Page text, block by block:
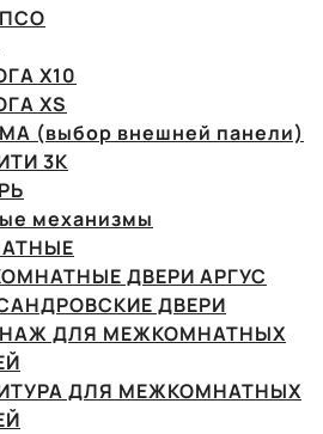
Х10
XS
(выбор внешней панели)
3К
механизмы
ДВЕРИ АРГУС
ДВЕРИ
ДЛЯ МЕЖКОМНАТНЫХ
ДЛЯ МЕЖКОМНАТНЫХ